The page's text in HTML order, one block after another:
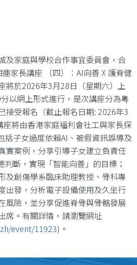
及家庭與學校合作事宜委員會，合
家長講座 （四）︰AI向善 X 護脊健
將於2026年3月28日（星期六）上
以網上形式進行，是次講座分為粤
接受報名（截止報名日期: 2026年3
將由香港家庭福利會社工與家長探
括子女過度依賴AI、被假資訊誤導及
實案例，分享引導子女建立負責任
判斷，實現「智能向善」的目標；
及創傷學系臨床助理教授、骨科專
出發，分析電子設備使用及久坐行
風險，並分享促進脊骨與骨骼發展
席。有關詳情，請瀏覽網址
event/11923)。